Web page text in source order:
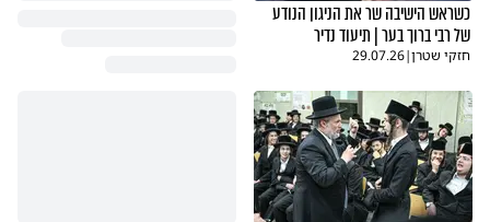
כשראש הישיבה שר את הניגון הנודע
של רבי ברוך בער | תיעוד נדיר
חזקי שטרן|
29.07.26